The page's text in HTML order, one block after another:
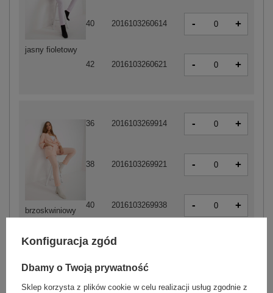
jasny fioletowy
40 2016103260614 - +
42 2016103260621 - +
brzoskwiniowy
36 2016103269914 - +
38 2016103269921 - +
40 2016103269938 - +
ZALOGUJ SIĘ I ZOBACZ CENĘ
Konfiguracja zgód
Dbamy o Twoją prywatność
Sklep korzysta z plików cookie w celu realizacji usług zgodnie z